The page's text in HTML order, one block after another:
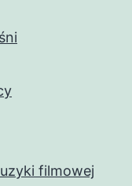
filmowej